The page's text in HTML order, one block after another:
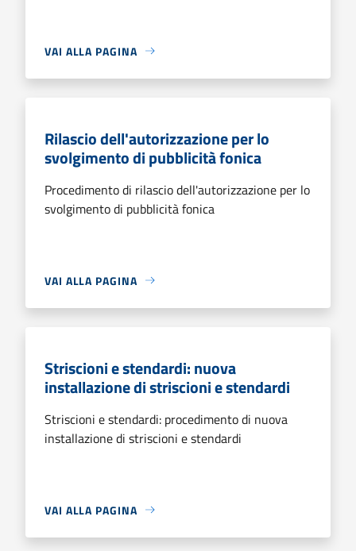
VAI ALLA PAGINA
Rilascio dell'autorizzazione per lo
svolgimento di pubblicità fonica
Procedimento di rilascio dell'autorizzazione per lo
svolgimento di pubblicità fonica
VAI ALLA PAGINA
Striscioni e stendardi: nuova
installazione di striscioni e stendardi
Striscioni e stendardi: procedimento di nuova
installazione di striscioni e stendardi
VAI ALLA PAGINA